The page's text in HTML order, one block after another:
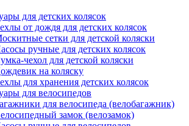
для детских колясок
от дождя для детских колясок
сетки для детской коляски
ручные для детских колясок
чехол для детской коляски
на коляску
для хранения детских колясок
для велосипедов
для велосипеда (велобагажник)
замок (велозамок)